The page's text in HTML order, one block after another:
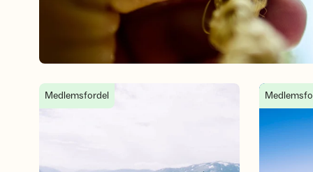
Forsikringsfordeler i Gjensidige
Medlemsfordel